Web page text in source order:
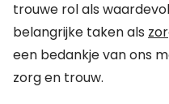
trouwe rol als
belangrijke taken als
een bedankje van ons
zorg en trouw.